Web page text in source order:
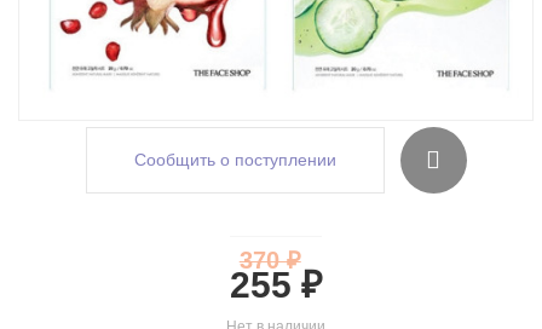
Сообщить о поступлении
255 ₽
370 ₽